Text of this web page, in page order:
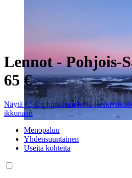
Lennot - Pohjois-
65 €
Näytä 65 €:n hintainen lento
ikkunaan
Menopaluu
Yhdensuuntainen
Useita kohteita